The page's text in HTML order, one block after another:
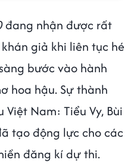
đang nhận được rất
giả khi liên tục hé
bước vào hành
hoa hậu. Sự thành
Việt Nam: Tiểu Vy, Bùi
tạo động lực cho các
đăng kí dự thi.